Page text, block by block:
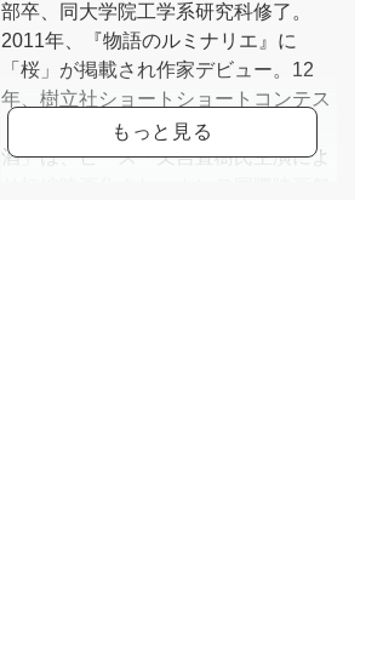
部卒、同大学院工学系研究科修了。
2011年、『物語のルミナリエ』に
「桜」が掲載され作家デビュー。12
年、樹立社ショートショートコンテス
トで「海酒」が最優秀賞受賞。「海
酒」は、ピース・又吉直樹氏主演によ